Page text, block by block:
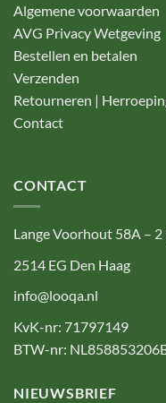
Algemene voorwaarden
AVG Privacy Wetgeving
Bestellen en betalen
Verzenden
Retourneren |
Contact
CONTACT
Lange Voorhout 58A – 2
2514 EG Den Haag
info@looqa.nl
KvK-nr: 71797149
BTW-nr:
NIEUWSBRIEF